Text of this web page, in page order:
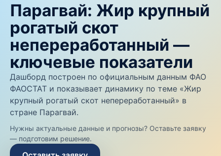
Парагвай: Жир крупный
рогатый скот
непереработанный —
ключевые показатели
Дашборд построен по официальным данным ФАО
ФАОСТАТ и показывает динамику по теме «Жир
крупный рогатый скот непереработанный» в
стране Парагвай.
Нужны актуальные данные и прогнозы? Оставьте заявку
— подготовим решение.